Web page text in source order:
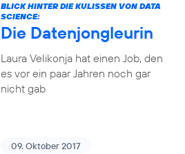
BLICK HINTER DIE KULISSEN VON DATA
SCIENCE:
Die Datenjongleurin
Laura Velikonja hat einen Job, den
es vor ein paar Jahren noch gar
nicht gab
09. Oktober 2017